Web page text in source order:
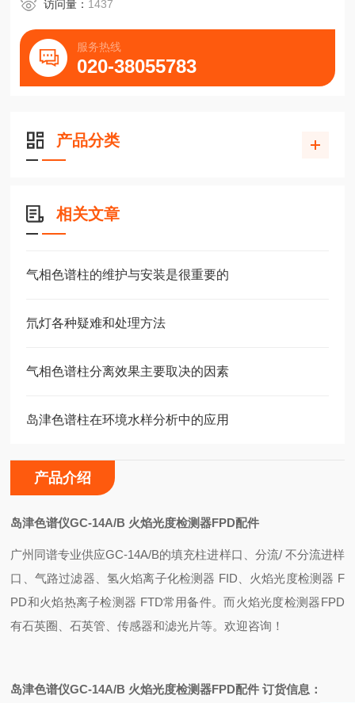
访问量： 1437
服务热线
020-38055783
产品分类
相关文章
气相色谱柱的维护与安装是很重要的
氘灯各种疑难和处理方法
气相色谱柱分离效果主要取决的因素
岛津色谱柱在环境水样分析中的应用
产品介绍
岛津色谱仪GC-14A/B 火焰光度检测器FPD配件
广州同谱专业供应GC-14A/B的填充柱进样口、分流/ 不分流进样
口、气路过滤器、氢火焰离子化检测器 FID、火焰光度检测器 F
PD和火焰热离子检测器 FTD常用备件。而火焰光度检测器FPD
有石英圈、石英管、传感器和滤光片等。欢迎咨询！
岛津色谱仪GC-14A/B 火焰光度检测器FPD配件 订货信息：